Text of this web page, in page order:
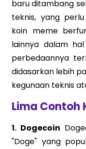
baru ditambang
teknis, yang
koin meme
lainnya dalam
perbedaannya
didasarkan lebih
kegunaan teknis
Lima Contoh
1. Dogecoin
"Doge" yang